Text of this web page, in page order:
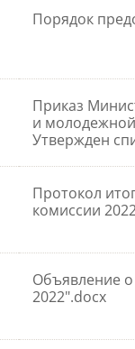
Порядок
Приказ
и
Утвержден
Протокол
комиссии
Объявление
2022".docx